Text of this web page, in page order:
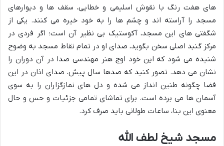
های هفت رنگ با نقوش اسلیمی و خطایی، سقف ها و دیوارهای
مسجد را آراسته اند و چشم ها را به خود خیره می کنند. یکی از
شگفتی های این مسجد، آکوستیک بی نظیر آن است؛ اگر فردی در
مرکز گنبد اصلی سخن بگوید، صدای او در تمام نقاط مسجد به وضوح
شنیده می شود که این خود اوج هنر مهندسی صدا در آن دوران را
نشان می دهد. تصور کنید که صدها سال پیش، صدای اذان در این
فضا چگونه طنین انداز می شده و دل های نمازگزاران را به سوی
آسمان ها می برده است. برای تماشای تمامی جزئیات و حس و حال
معنوی این بنا، ساعات طولانی باید صرف کرد.
مسجد شیخ لطف الله